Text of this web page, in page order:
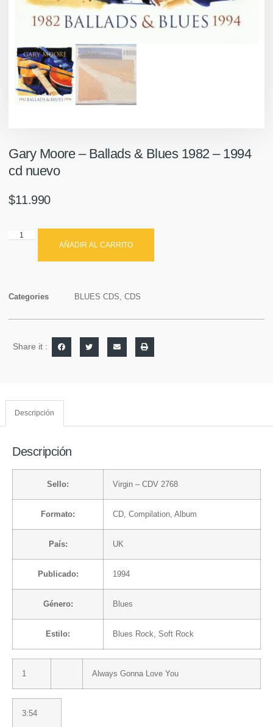
Gary Moore – Ballads & Blues 1982 – 1994
cd nuevo
$11.990
AÑADIR AL CARRITO
Categories BLUES CDS, CDS
Share it :
Descripción
Descripción
Sello: Virgin – CDV 2768
Formato: CD , Compilation, Album
País: UK
Publicado: 1994
Género: Blues
Estilo: Blues Rock Soft Rock
1 Always Gonna Love You
3:54